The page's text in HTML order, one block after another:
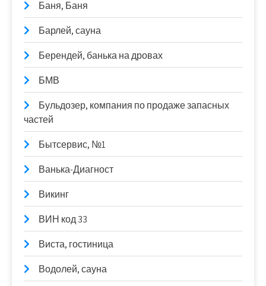
Баня, Баня
Барлей, сауна
Берендей, банька на дровах
БМВ
Бульдозер, компания по продаже запасных
частей
Бытсервис, №1
Ванька-Диагност
Викинг
ВИН код 33
Виста, гостиница
Водолей, сауна